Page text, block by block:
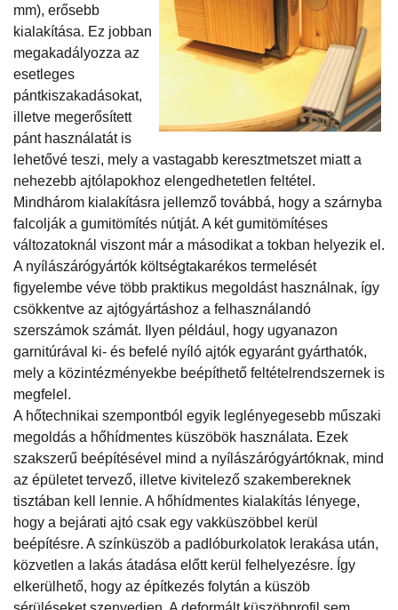
mm), erősebb
kialakítása. Ez jobban
megakadályozza az
esetleges
pántkiszakadásokat,
illetve megerősített
pánt használatát is
lehetővé teszi, mely a vastagabb keresztmetszet miatt a
nehezebb ajtólapokhoz elengedhetetlen feltétel.
Mindhárom kialakításra jellemző továbbá, hogy a szárnyba
falcolják a gumitömítés nútját. A két gumitömítéses
változatoknál viszont már a másodikat a tokban helyezik el.
A nyílászárógyártók költségtakarékos termelését
figyelembe véve több praktikus megoldást használnak, így
csökkentve az ajtógyártáshoz a felhasználandó
szerszámok számát. Ilyen például, hogy ugyanazon
garnitúrával ki- és befelé nyíló ajtók egyaránt gyárthatók,
mely a közintézményekbe beépíthető feltételrendszernek is
megfelel.
A hőtechnikai szempontból egyik leglényegesebb műszaki
megoldás a hőhídmentes küszöbök használata. Ezek
szakszerű beépítésével mind a nyílászárógyártóknak, mind
az épületet tervező, illetve kivitelező szakembereknek
tisztában kell lennie. A hőhídmentes kialakítás lényege,
hogy a bejárati ajtó csak egy vakküszöbbel kerül
beépítésre. A színküszöb a padlóburkolatok lerakása után,
közvetlen a lakás átadása előtt kerül felhelyezésre. Így
elkerülhető, hogy az építkezés folytán a küszöb